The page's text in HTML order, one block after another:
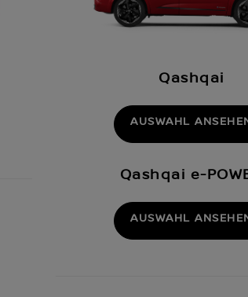
Qashqai
AUSWAHL
Qashqai e-
AUSWAHL